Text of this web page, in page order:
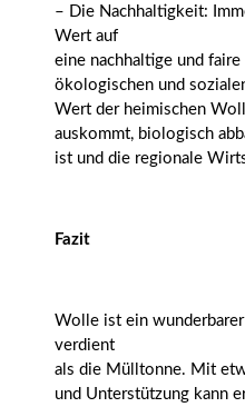
– Die Nachhaltigkeit:
Wert auf
eine nachhaltige und
ökologischen und
Wert der heimischen
auskommt, biologisch
ist und die regionale
Fazit
Wolle ist ein
verdient
als die Mülltonne. Mit
und Unterstützung kann